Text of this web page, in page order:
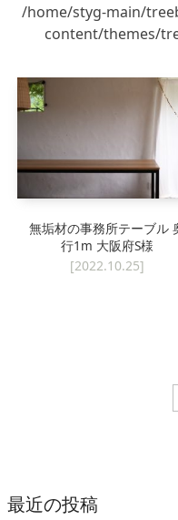
キ
木
オ
/home/styg-main/
content/themes/
無垢材の事務所テーブル
行1m 大阪府S様
[2022.10.25]
最近の投稿